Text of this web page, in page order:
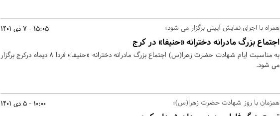
15:05 - 7 دی 1401 همراه با اجرای نمایش آیینی برگزار می شود؛
اجتماع بزرگ مادرانه دخترانه «حنیفا» در کرج
به مناسبت ایام شهادت حضرت زهرا(س) اجتماع بزرگ مادرانه دخترانه «حنیفا» فردا 8 دیماه درکرج برگزار
می شود.
10:00 - 5 دی 1401 همزمان با روز شهادت حضرت زهرا(س)؛